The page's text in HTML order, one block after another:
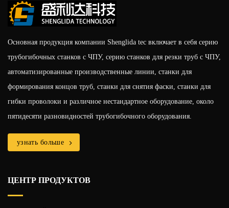
Основная продукция компании Shenglida tec включает в себя серию
трубогибочных станков с ЧПУ, серию станков для резки труб с ЧПУ,
автоматизированные производственные линии, станки для
формирования концов труб, станки для снятия фаски, станки для
гибки проволоки и различное нестандартное оборудование, около
пятидесяти разновидностей трубогибочного оборудования.
узнать больше
ЦЕНТР ПРОДУКТОВ